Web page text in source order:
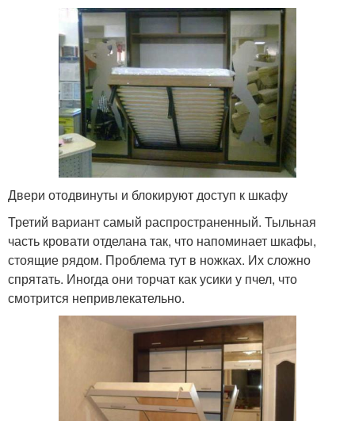
Двери отодвинуты и блокируют доступ к шкафу
Третий вариант самый распространенный. Тыльная
часть кровати отделана так, что напоминает шкафы,
стоящие рядом. Проблема тут в ножках. Их сложно
спрятать. Иногда они торчат как усики у пчел, что
смотрится непривлекательно.